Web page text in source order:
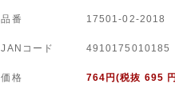
品番 17501-02-2018
JANコード 4910175010185
価格 764円(税抜 695